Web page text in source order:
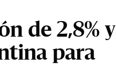
de 2,8% y
para